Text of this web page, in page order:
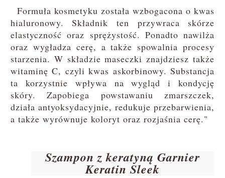
Formuła kosmetyku została wzbogacona o kwas
hialuronowy. Składnik ten przywraca skórze
elastyczność oraz sprężystość. Ponadto nawilża
oraz wygładza cerę, a także spowalnia procesy
starzenia. W składzie maseczki znajdziesz także
witaminę C, czyli kwas askorbinowy. Substancja
ta korzystnie wpływa na wygląd i kondycję
skóry. Zapobiega powstawaniu zmarszczek,
działa antyoksydacyjnie, redukuje przebarwienia,
a także wyrównuje koloryt oraz rozjaśnia cerę."
Szampon z keratyną Garnier
Keratin Sleek